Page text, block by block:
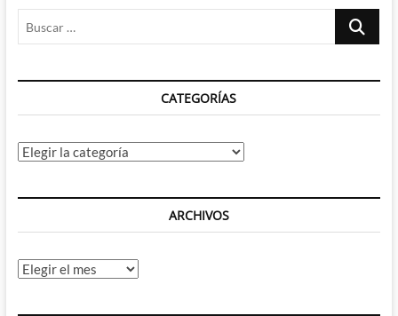
Buscar
CATEGORÍAS
Categorías
ARCHIVOS
Archivos